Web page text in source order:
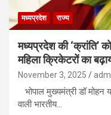
मध्यप्रदेश राज्य
मध्यप्रदेश की ‘क्रांति’
महिला क्रिकेटरों का
November 3, 2025
भोपाल मुख्यमंत्री डॉ मोहन
वाली भारतीय…